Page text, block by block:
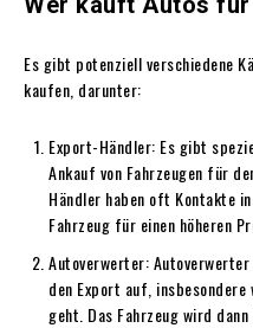
Es gibt potenziell verschiedene
kaufen, darunter:
Export-Händler: Es gibt
Ankauf von Fahrzeugen für
Händler haben oft Kontakte
Fahrzeug für einen höheren
Autoverwerter:
den Export auf,
geht. Das Fahrzeug wird